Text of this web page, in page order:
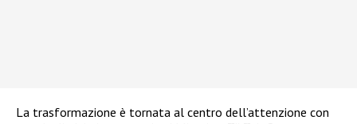
La trasformazione è tornata al centro dell’attenzione con